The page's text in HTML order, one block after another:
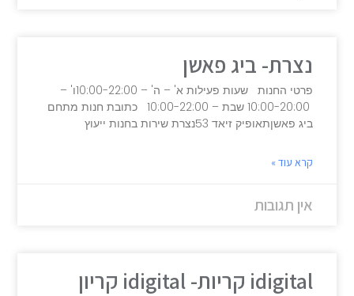
נצרת- ביג פאשן
פרטי החנות שעות פעילות א' – ה' – 10:00-22:00ו' –
10:00-20:00 שבת – 10:00-22:00 כתובת חנות מתחם
ביג פאשןתאופיק זיאד 53נצרת שירות בחנות ייעוץ
קרא עוד »
אין תגובות
idigital קריות- idigital קריון